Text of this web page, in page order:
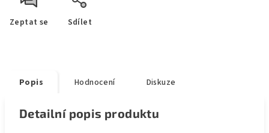
Zeptat se Sdílet
Popis Hodnocení Diskuze
Detailní popis produktu